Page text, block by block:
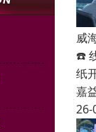
威
☎️
纸
嘉
26-